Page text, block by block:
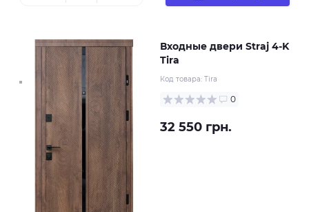
Входные двери Straj 4-K
Tira
Код товара: Tira
0
32 550 грн.